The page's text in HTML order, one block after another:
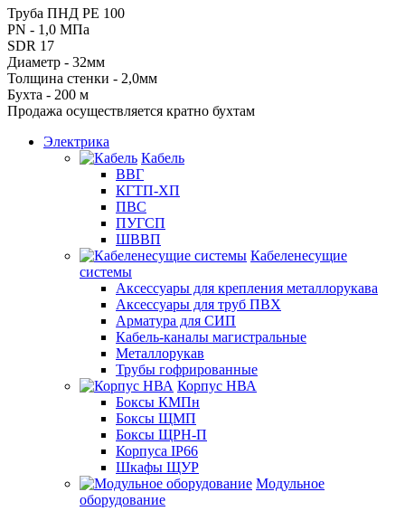
Труба ПНД РЕ 100
PN - 1,0 МПа
SDR 17
Диаметр - 32мм
Толщина стенки - 2,0мм
Бухта - 200 м
Продажа осуществляется кратно бухтам
Электрика
Кабель
ВВГ
КГТП-ХП
ПВС
ПУГСП
ШВВП
Кабеленесущие
системы
Аксессуары для крепления металлорукава
Аксессуары для труб ПВХ
Арматура для СИП
Кабель-каналы магистральные
Металлорукав
Трубы гофрированные
Корпус НВА
Боксы КМПн
Боксы ЩМП
Боксы ЩРН-П
Корпуса IP66
Шкафы ЩУР
Модульное
оборудование